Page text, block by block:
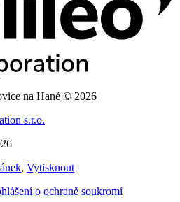
na Hané © 2026
s.r.o.
, Vytisknout
o ochraně soukromí